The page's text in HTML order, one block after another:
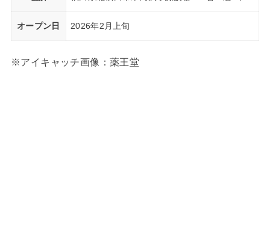
オープン日 2026年2月上旬
※アイキャッチ画像：薬王堂